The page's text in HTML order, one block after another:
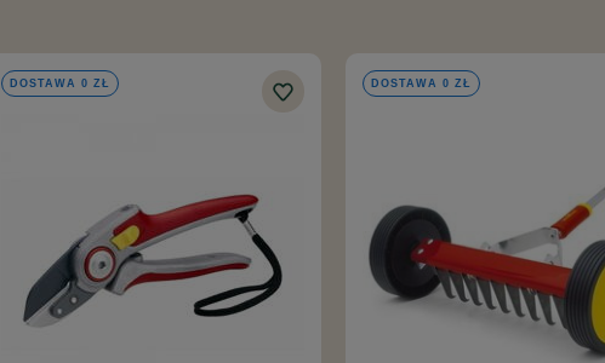
DOSTAWA 0 ZŁ DOSTAWA 0 ZŁ